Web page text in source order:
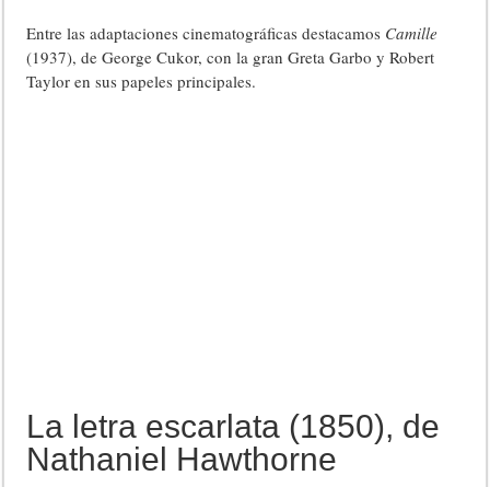
Entre las adaptaciones cinematográficas destacamos Camille
(1937), de George Cukor, con la gran Greta Garbo y Robert
Taylor en sus papeles principales.
La letra escarlata (1850), de
Nathaniel Hawthorne